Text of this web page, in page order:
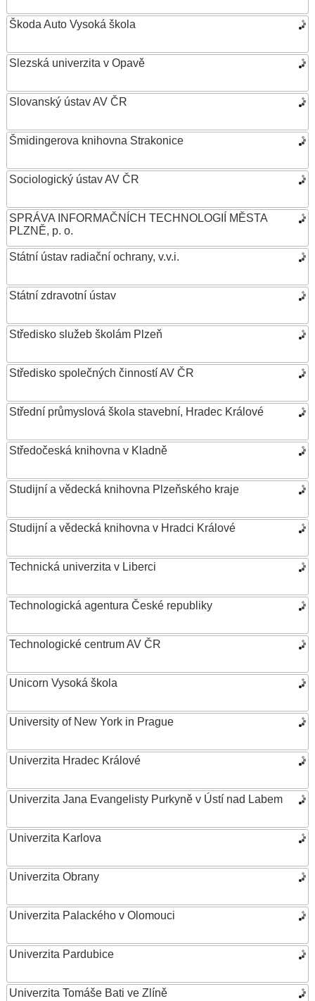
Škoda Auto Vysoká škola
Slezská univerzita v Opavě
Slovanský ústav AV ČR
Šmidingerova knihovna Strakonice
Sociologický ústav AV ČR
SPRÁVA INFORMAČNÍCH TECHNOLOGIÍ MĚSTA
PLZNĚ, p. o.
Státní ústav radiační ochrany, v.v.i.
Státní zdravotní ústav
Středisko služeb školám Plzeň
Středisko společných činností AV ČR
Střední průmyslová škola stavební, Hradec Králové
Středočeská knihovna v Kladně
Studijní a vědecká knihovna Plzeňského kraje
Studijní a vědecká knihovna v Hradci Králové
Technická univerzita v Liberci
Technologická agentura České republiky
Technologické centrum AV ČR
Unicorn Vysoká škola
University of New York in Prague
Univerzita Hradec Králové
Univerzita Jana Evangelisty Purkyně v Ústí nad Labem
Univerzita Karlova
Univerzita Obrany
Univerzita Palackého v Olomouci
Univerzita Pardubice
Univerzita Tomáše Bati ve Zlíně